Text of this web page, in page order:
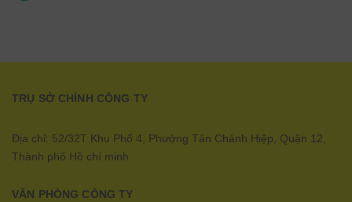
TRỤ SỞ CHÍNH CÔNG TY
Địa chỉ: 52/32T Khu Phố 4, Phường Tân Chánh Hiệp, Quận 12,
Thành phố Hồ chí minh
VĂN PHÒNG CÔNG TY